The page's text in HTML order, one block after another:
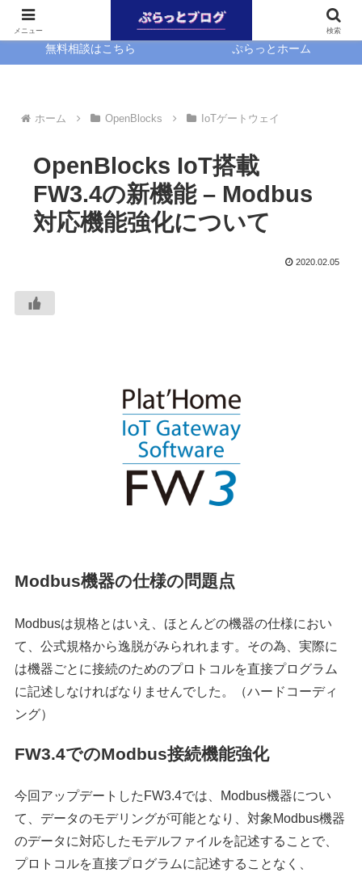
無料相談はこちら ぷらっとホーム
ホーム OpenBlocks IoTゲートウェイ
OpenBlocks IoT搭載
FW3.4の新機能 – Modbus
対応機能強化について
2020.02.05
Modbus機器の仕様の問題点
Modbusは規格とはいえ、ほとんどの機器の仕様におい
て、公式規格から逸脱がみられれます。その為、実際に
は機器ごとに接続のためのプロトコルを直接プログラム
に記述しなければなりませんでした。（ハードコーディ
ング）
FW3.4でのModbus接続機能強化
今回アップデートしたFW3.4では、Modbus機器につい
て、データのモデリングが可能となり、対象Modbus機器
のデータに対応したモデルファイルを記述することで、
プロトコルを直接プログラムに記述することなく、
メニュー 検索